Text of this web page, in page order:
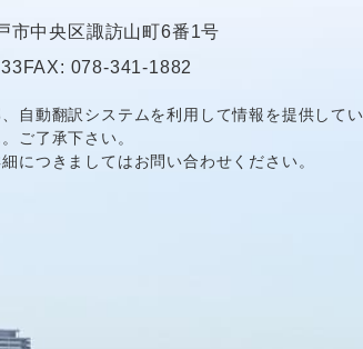
市中央区諏訪山町6番1号
FAX: 078-341-1882
自動翻訳システムを利用して情報を提供して
ご了承下さい。
につきましてはお問い合わせください。